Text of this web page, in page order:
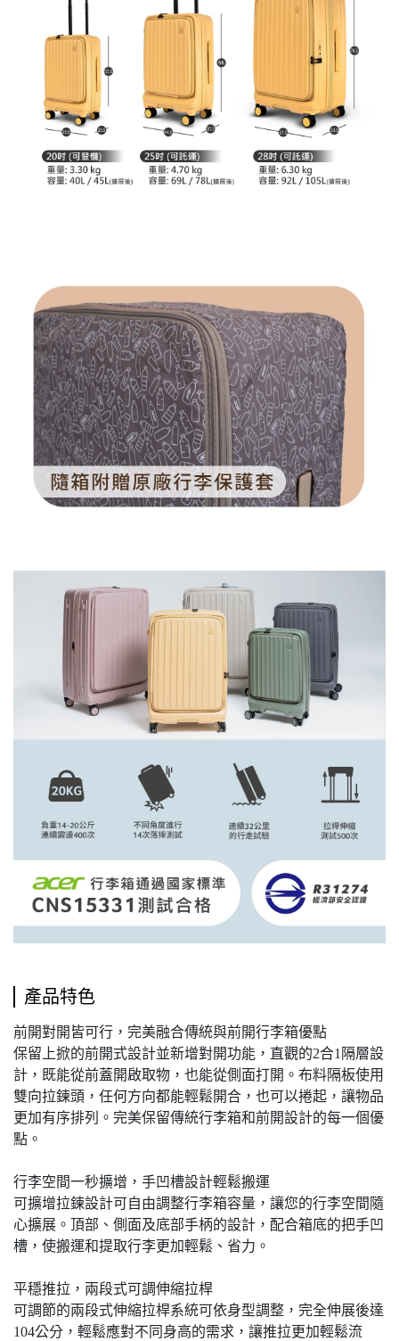
產品特色
前開對開皆可行，完美融合傳統與前開行李箱優點
保留上掀的前開式設計並新增對開功能，直觀的2合1隔層設
計，既能從前蓋開啟取物，也能從側面打開。布料隔板使用
雙向拉鍊頭，任何方向都能輕鬆開合，也可以捲起，讓物品
更加有序排列。完美保留傳統行李箱和前開設計的每一個優
點。
行李空間一秒擴增，手凹槽設計輕鬆搬運
可擴增拉鍊設計可自由調整行李箱容量，讓您的行李空間隨
心擴展。頂部、側面及底部手柄的設計，配合箱底的把手凹
槽，使搬運和提取行李更加輕鬆、省力。
平穩推拉，兩段式可調伸縮拉桿
可調節的兩段式伸縮拉桿系統可依身型調整，完全伸展後達
104公分，輕鬆應對不同身高的需求，讓推拉更加輕鬆流